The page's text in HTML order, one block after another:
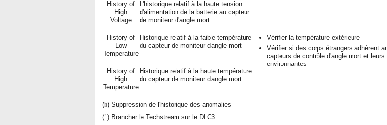
History of
High
Voltage
L'historique relatif à la haute tension
d'alimentation de la batterie au capteur
de moniteur d'angle mort
History of
Low
Temperature
Historique relatif à la faible température
du capteur de moniteur d'angle mort
Vérifier la température extérieure
Vérifier si des corps étrangers adhèrent
capteurs de contrôle d'angle mort et leurs
environnantes
History of
High
Temperature
Historique relatif à la haute température
du capteur de moniteur d'angle mort
(b) Suppression de l'historique des anomalies
(1) Brancher le Techstream sur le DLC3.